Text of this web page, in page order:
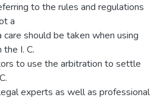
to the rules and regulations
a
should be taken when using
I. C.
to use the arbitration to settle
experts as well as professional